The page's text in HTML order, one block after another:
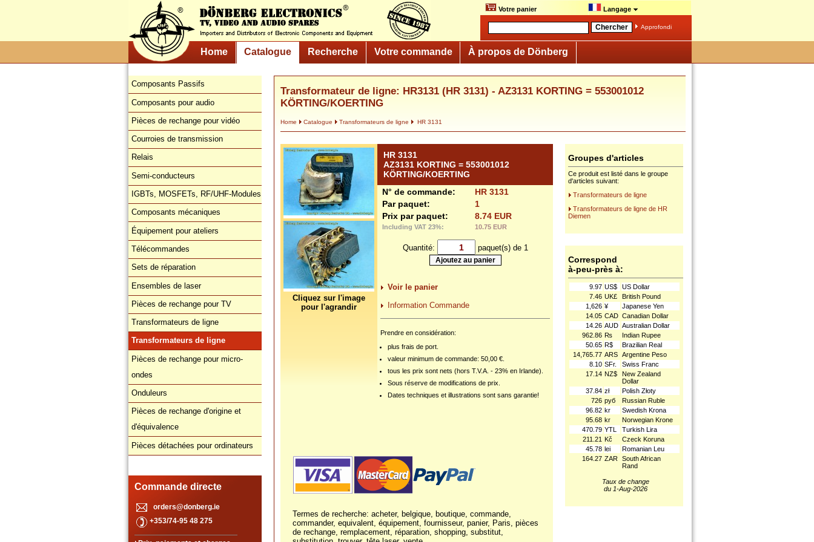
Votre panier Langage
Approfondi
Home Catalogue Recherche Votre commande À propos de Dönberg
Composants Passifs
Composants pour audio
Pièces de rechange pour vidéo
Courroies de transmission
Relais
Semi-conducteurs
IGBTs, MOSFETs, RF/UHF-Modules
Composants mécaniques
Équipement pour ateliers
Télécommandes
Sets de réparation
Ensembles de laser
Pièces de rechange pour TV
Transformateurs de ligne
Transformateurs de ligne
Pièces de rechange pour micro-
ondes
Onduleurs
Pièces de rechange d'origine et
d'équivalence
Pièces détachées pour ordinateurs
Commande directe
orders@donberg.ie
+353/74-95 48 275
Transformateur de ligne: HR3131 (HR 3131) - AZ3131 KORTING = 553001012
KÖRTING/KOERTING
Home Catalogue Transformateurs de ligne HR 3131
Cliquez sur l'image
pour l'agrandir
HR 3131
AZ3131 KORTING = 553001012
KÖRTING/KOERTING
N° de commande:
HR 3131
Par paquet:
1
Prix par paquet:
8.74 EUR
Including VAT 23%: 10.75 EUR
Quantité: paquet(s) de 1
Voir le panier
Information Commande
Prendre en considération:
plus frais de port.
valeur minimum de commande: 50,00 €.
tous les prix sont nets (hors T.V.A. - 23% en Irlande).
Sous réserve de modifications de prix.
Dates techniques et illustrations sont sans garantie!
Termes de recherche: acheter, belgique, boutique, commande,
commander, equivalent, équipement, fournisseur, panier, Paris, pièces
de rechange, remplacement, réparation, shopping, substitut,
Groupes d'articles
Ce produit est listé dans le groupe
d'articles suivant:
Transformateurs de ligne
Transformateurs de ligne de HR
Diemen
Correspond
à-peu-près à:
9.97 US$
US Dollar
7.46 UK£
British Pound
1,626 ¥
Japanese Yen
14.05 CAD Canadian Dollar
14.26 AUD Australian Dollar
962.86 ₨
Indian Rupee
50.65 R$
Brazilian Real
14,765.77 ARS Argentine Peso
8.10 SFr.
Swiss Franc
17.14 NZ$
New Zealand
Dollar
37.84 zł
Polish Złoty
726 руб
Russian Ruble
96.82 kr
Swedish Krona
95.68 kr
Norwegian Krone
470.79 YTL
Turkish Lira
211.21 Kč
Czeck Koruna
45.78 lei
Romanian Leu
164.27 ZAR South African
Rand
Taux de change
du 1-Aug-2026